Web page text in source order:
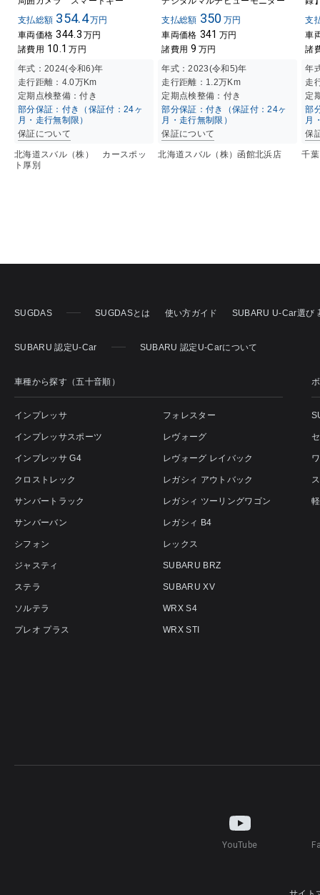
支払総額 354.4万円
車両価格 344.3 万円
諸費用 10.1 万円
年式：2024(令和6)年
走行距離： 4.0万Km
定期点検整備：付き
部分保証：付き（保証付：24ヶ
月・走行無制限）
保証について
北海道スバル（株） カースポッ
ト厚別
支払総額 350 万円
車両価格 341 万円
諸費用 9 万円
年式：2023(令和5)年
走行距離： 1.2万Km
定期点検整備：付き
部分保証：付き（保証付：24ヶ
月・走行無制限）
保証について
北海道スバル（株）函館北浜店
支
車
諸
年
走
定
部
月
保
千
SUGDAS SUGDASとは 使い方ガイド SUBARU U-Car選び
SUBARU 認定U-Car SUBARU 認定U-Carについて
車種から探す（五十音順）
インプレッサ
インプレッサスポーツ
インプレッサ G4
クロストレック
サンバートラック
サンバーバン
シフォン
ジャスティ
ステラ
ソルテラ
プレオ プラス
フォレスター
レヴォーグ
レヴォーグ レイバック
レガシィ アウトバック
レガシィ ツーリングワゴン
レガシィ B4
レックス
SUBARU BRZ
SUBARU XV
WRX S4
WRX STI
YouTube